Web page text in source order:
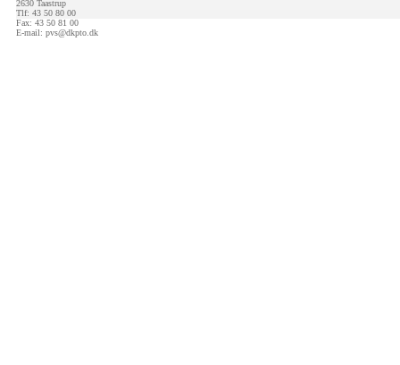
2630 Taastrup
Tlf: 43 50 80 00
Fax: 43 50 81 00
E-mail: pvs@dkpto.dk